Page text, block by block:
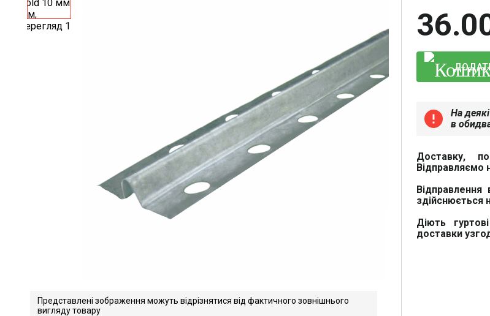
Представлені зображення можуть відрізнятися від фактичного зовнішнього
вигляду товару
36
error
На
в
Доставку,
Відправлення
здійснюється
Діють
доставки